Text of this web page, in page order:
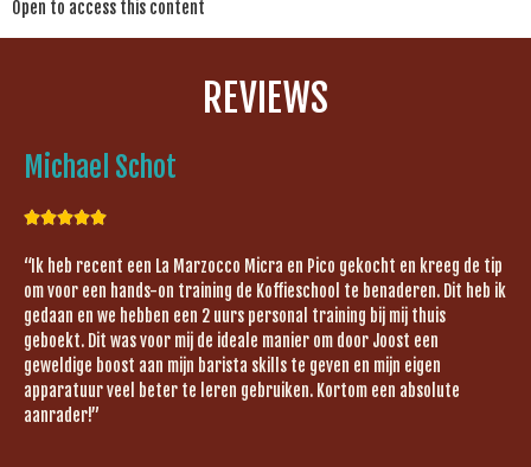
Open to access this content
REVIEWS
Michael Schot

“Ik heb recent een La Marzocco Micra en Pico gekocht en kreeg de tip
om voor een hands-on training de Koffieschool te benaderen. Dit heb ik
gedaan en we hebben een 2 uurs personal training bij mij thuis
geboekt. Dit was voor mij de ideale manier om door Joost een
geweldige boost aan mijn barista skills te geven en mijn eigen
apparatuur veel beter te leren gebruiken. Kortom een absolute
aanrader!”